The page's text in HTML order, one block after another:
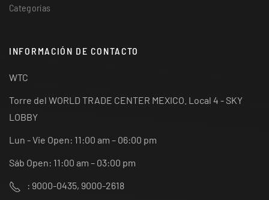
Categorías
INFORMACIÓN DE CONTACTO
WTC
Torre del WORLD TRADE CENTER MEXICO. Local 4 - SKY
LOBBY
Lun - Vie Open: 11:00 am – 06:00 pm
Sáb Open: 11:00 am – 03:00 pm
: 9000-0435, 9000-2618